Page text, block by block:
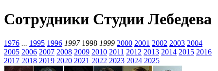
Сотрудники Студии Лебедева
1976 ... 1995 1996 1997 1998 1999 2000 2001 2002 2003 2004
2005 2006 2007 2008 2009 2010 2011 2012 2013 2014 2015 2016
2017 2018 2019 2020 2021 2022 2023 2024 2025